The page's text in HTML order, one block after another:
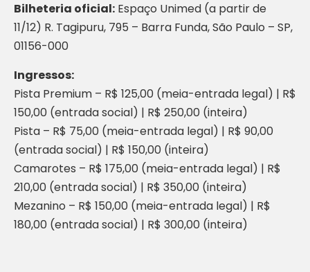
Bilheteria oficial: Espaço Unimed (a partir de
11/12) R. Tagipuru, 795 – Barra Funda, São Paulo – SP,
01156-000
Ingressos:
Pista Premium – R$ 125,00 (meia-entrada legal) | R$
150,00 (entrada social) | R$ 250,00 (inteira)
Pista – R$ 75,00 (meia-entrada legal) | R$ 90,00
(entrada social) | R$ 150,00 (inteira)
Camarotes – R$ 175,00 (meia-entrada legal) | R$
210,00 (entrada social) | R$ 350,00 (inteira)
Mezanino – R$ 150,00 (meia-entrada legal) | R$
180,00 (entrada social) | R$ 300,00 (inteira)